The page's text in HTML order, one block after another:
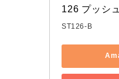
126 プッシ
ST126-B